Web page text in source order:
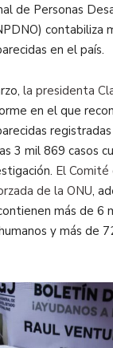
de Personas
contabiliza
en el país.
la presidenta
en el que
3 mil 869 casos
El Comité
de la ONU,
más de 6
y más de